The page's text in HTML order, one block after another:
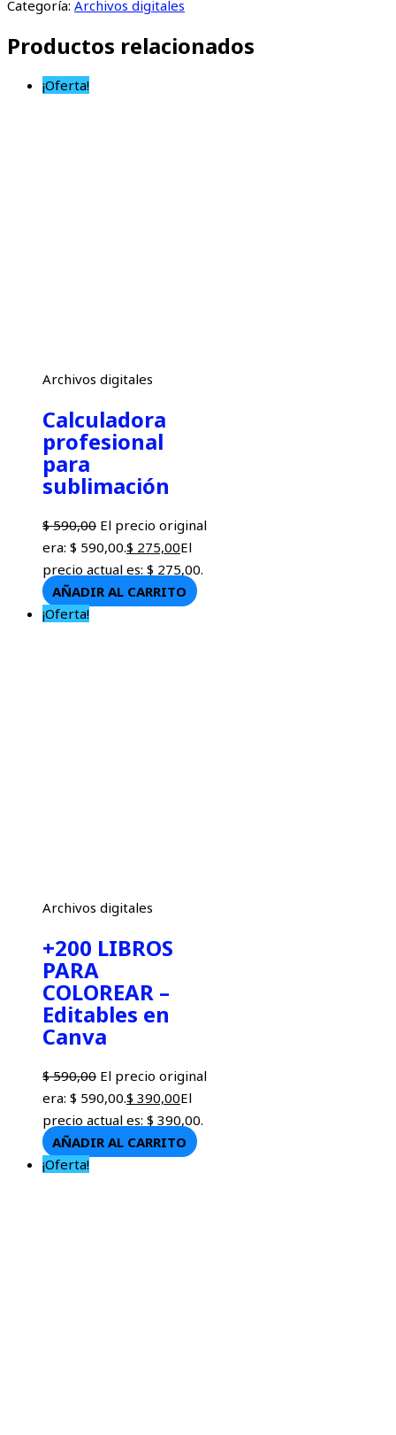
Categoría: Archivos digitales
Productos relacionados
¡Oferta!
Archivos digitales
Calculadora
profesional
para
sublimación
$590,00 El precio original
era: $ 590,00.$ 275,00El
precio actual es: $ 275,00.
AÑADIR AL CARRITO
¡Oferta!
Archivos digitales
+200 LIBROS
PARA
COLOREAR –
Editables en
Canva
$590,00 El precio original
era: $ 590,00.$ 390,00El
precio actual es: $ 390,00.
AÑADIR AL CARRITO
¡Oferta!